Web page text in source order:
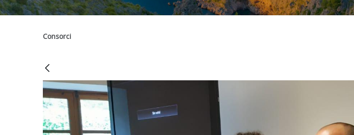
Consorci